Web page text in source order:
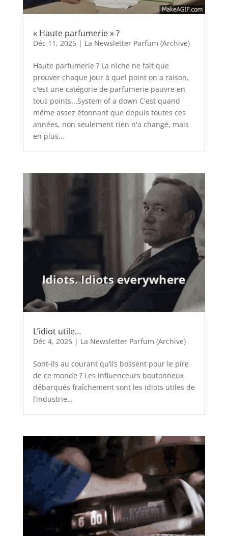
« Haute parfumerie » ?
Déc 11, 2025| La Newsletter Parfum (Archive)
Haute parfumerie ? La niche ne fait que
prouver chaque jour à quel point on a raison,
c'est une catégorie de parfumerie pauvre en
tous points...System of a down C'est quand
même assez étonnant que depuis toutes ces
années, non seulement rien n'a changé, mais
en plus...
L’idiot utile…
Déc 4, 2025| La Newsletter Parfum (Archive)
Sont-ils au courant qu’ils bossent pour le pire
de ce monde ? Les influenceurs boutonneux
débarqués fraîchement sont les idiots utiles de
l’industrie…